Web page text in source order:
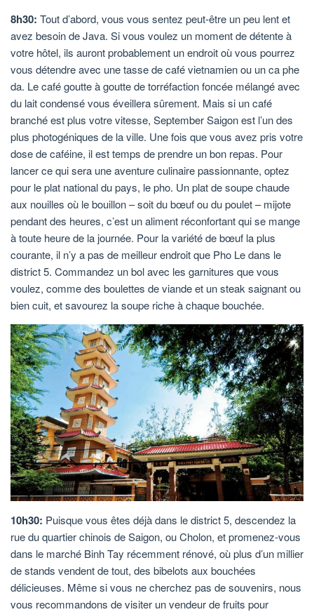
8h30: Tout d’abord, vous vous sentez peut-être un peu lent et
avez besoin de Java. Si vous voulez un moment de détente à
votre hôtel, ils auront probablement un endroit où vous pourrez
vous détendre avec une tasse de café vietnamien ou un ca phe
da. Le café goutte à goutte de torréfaction foncée mélangé avec
du lait condensé vous éveillera sûrement. Mais si un café
branché est plus votre vitesse, September Saigon est l’un des
plus photogéniques de la ville. Une fois que vous avez pris votre
dose de caféine, il est temps de prendre un bon repas. Pour
lancer ce qui sera une aventure culinaire passionnante, optez
pour le plat national du pays, le pho. Un plat de soupe chaude
aux nouilles où le bouillon – soit du bœuf ou du poulet – mijote
pendant des heures, c’est un aliment réconfortant qui se mange
à toute heure de la journée. Pour la variété de bœuf la plus
courante, il n’y a pas de meilleur endroit que Pho Le dans le
district 5. Commandez un bol avec les garnitures que vous
voulez, comme des boulettes de viande et un steak saignant ou
bien cuit, et savourez la soupe riche à chaque bouchée.
10h30: Puisque vous êtes déjà dans le district 5, descendez la
rue du quartier chinois de Saigon, ou Cholon, et promenez-vous
dans le marché Binh Tay récemment rénové, où plus d’un millier
de stands vendent de tout, des bibelots aux bouchées
délicieuses. Même si vous ne cherchez pas de souvenirs, nous
vous recommandons de visiter un vendeur de fruits pour